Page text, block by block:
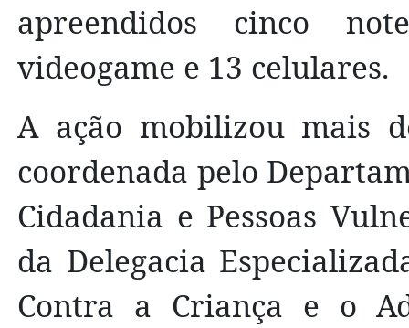
apreendidos cinco
videogame e 13 celulares.
A ação mobilizou mais
coordenada pelo
Cidadania e Pessoas
da Delegacia
Contra a Criança e o